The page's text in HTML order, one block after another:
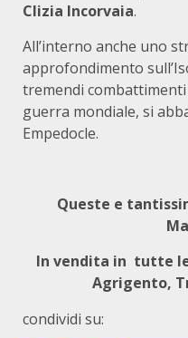
Clizia Incorvaia.
All’interno anche uno
approfondimento
tremendi
guerra mondiale, si
Empedocle.
Queste e
In vendita in tutte
Agrigento,
condividi su: